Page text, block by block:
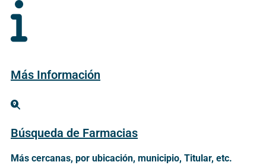
Más Información
Búsqueda de Farmacias
Más cercanas, por ubicación, municipio, Titular, etc.